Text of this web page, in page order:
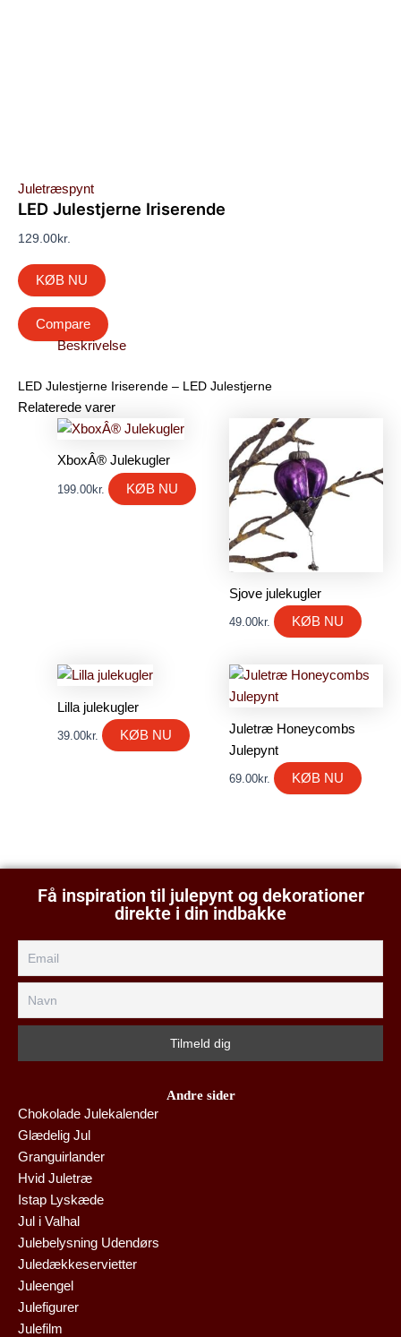
Juletræspynt
LED Julestjerne Iriserende
129.00kr.
KØB NU
Compare
Beskrivelse
LED Julestjerne Iriserende – LED Julestjerne
Relaterede varer
XboxÂ® Julekugler
199.00kr. KØB NU
Sjove julekugler
49.00kr. KØB NU
Lilla julekugler
39.00kr. KØB NU
Juletræ Honeycombs
Julepynt
69.00kr. KØB NU
Få inspiration til julepynt og dekorationer
direkte i din indbakke
Andre sider
Chokolade Julekalender
Glædelig Jul
Granguirlander
Hvid Juletræ
Istap Lyskæde
Jul i Valhal
Julebelysning Udendørs
Juledækkeservietter
Juleengel
Julefigurer
Julefilm